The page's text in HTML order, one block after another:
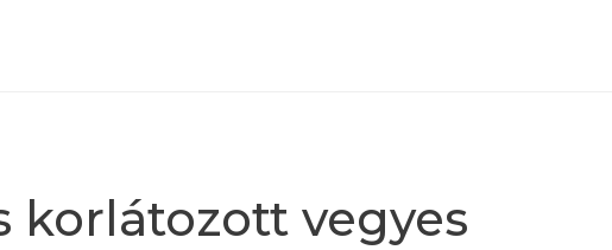
korlátozott vegyes